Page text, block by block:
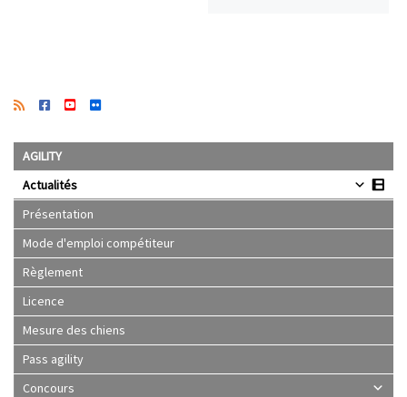
AGILITY
Actualités
Présentation
Mode d'emploi compétiteur
Règlement
Licence
Mesure des chiens
Pass agility
Concours